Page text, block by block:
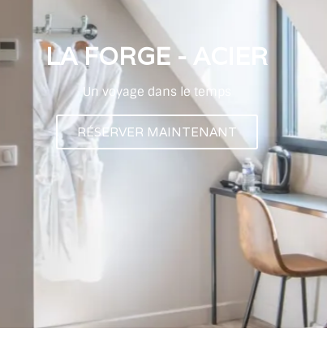
LA FORGE - ACIER
Un voyage dans le temps
RÉSERVER MAINTENANT